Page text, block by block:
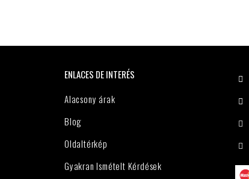
ENLACES DE INTERÉS
Alacsony árak
Blog
Oldaltérkép
Gyakran Ismételt Kérdések